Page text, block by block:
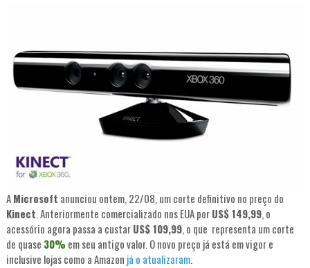
AMicrosoft anunciou ontem, 22/08, um corte definitivo no preço do
Kinect. Anteriormente comercializado nos EUA porUS$ 149,99, o
acessório agora passa a custarUS$ 109,99, o que representa um corte
de quase 30% em seu antigo valor. O novo preço já está em vigor e
inclusive lojas como a Amazon já o atualizaram.